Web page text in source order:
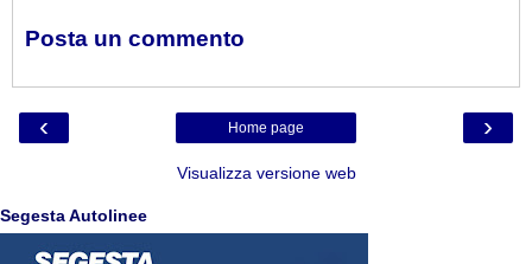
Posta un commento
‹ ›
Home page
Visualizza versione web
Segesta Autolinee